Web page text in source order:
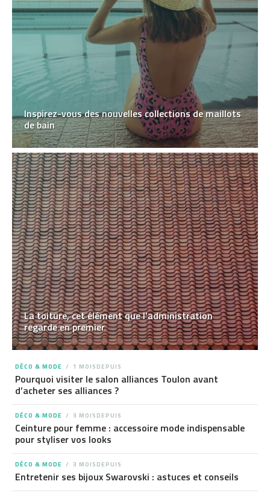
Inspirez-vous des nouvelles collections de maillots
de bain
La toiture, cet élément que l’administration
regarde en premier
DÉCO & MODE 1 MOISDEPUIS
Pourquoi visiter le salon alliances Toulon avant
d’acheter ses alliances ?
DÉCO & MODE 3 MOISDEPUIS
Ceinture pour femme : accessoire mode indispensable
pour styliser vos looks
DÉCO & MODE 3 MOISDEPUIS
Entretenir ses bijoux Swarovski : astuces et conseils